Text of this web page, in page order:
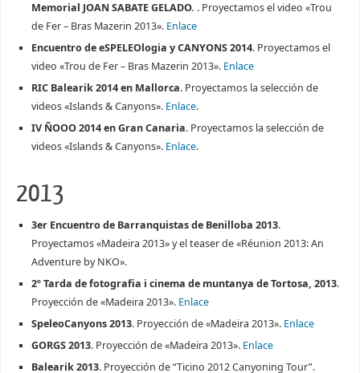
Memorial JOAN SABATE GELADO. . Proyectamos el video «Trou
de Fer – Bras Mazerin 2013». Enlace
Encuentro de eSPELEOlogia y CANYONS 2014. Proyectamos el
video «Trou de Fer – Bras Mazerin 2013». Enlace
RIC Balearik 2014 en Mallorca. Proyectamos la selección de
videos «Islands & Canyons». Enlace.
IV ÑOOO 2014 en Gran Canaria. Proyectamos la selección de
videos «Islands & Canyons». Enlace.
2013
3er Encuentro de Barranquistas de Benilloba 2013.
Proyectamos «Madeira 2013» y el teaser de «Réunion 2013: An
Adventure by NKO».
2º Tarda de fotografia i cinema de muntanya de Tortosa, 2013.
Proyección de «Madeira 2013». Enlace
SpeleoCanyons 2013. Proyección de «Madeira 2013». Enlace
GORGS 2013. Proyección de «Madeira 2013». Enlace
Balearik 2013. Proyección de “Ticino 2012 Canyoning Tour”.